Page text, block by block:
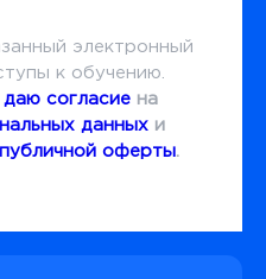
электронный
к обучению.
даю согласиена
данныхи
публичной оферты.